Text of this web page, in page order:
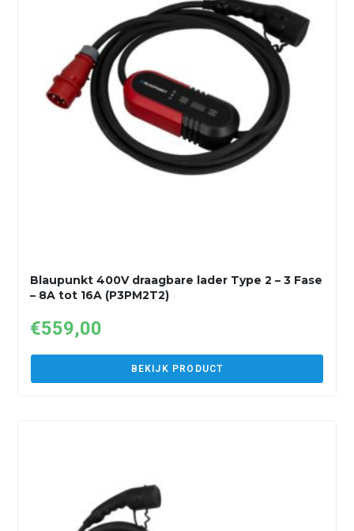
Blaupunkt 400V draagbare lader Type 2 – 3 Fase
– 8A tot 16A (P3PM2T2)
€559,00
BEKIJK PRODUCT